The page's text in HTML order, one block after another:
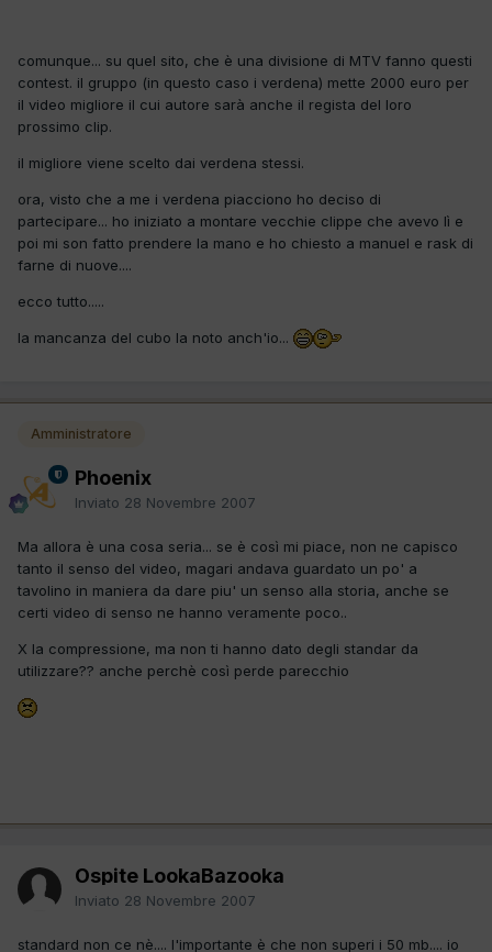
comunque... su quel sito, che è una divisione di MTV fanno questi
contest. il gruppo (in questo caso i verdena) mette 2000 euro per
il video migliore il cui autore sarà anche il regista del loro
prossimo clip.
il migliore viene scelto dai verdena stessi.
ora, visto che a me i verdena piacciono ho deciso di
partecipare... ho iniziato a montare vecchie clippe che avevo lì e
poi mi son fatto prendere la mano e ho chiesto a manuel e rask di
farne di nuove....
ecco tutto.....
la mancanza del cubo la noto anch'io...
Amministratore
Phoenix
Inviato 28 Novembre 2007
Ma allora è una cosa seria... se è così mi piace, non ne capisco
tanto il senso del video, magari andava guardato un po' a
tavolino in maniera da dare piu' un senso alla storia, anche se
certi video di senso ne hanno veramente poco..
X la compressione, ma non ti hanno dato degli standar da
utilizzare?? anche perchè così perde parecchio
Ospite LookaBazooka
Inviato 28 Novembre 2007
standard non ce nè.... l'importante è che non superi i 50 mb.... io